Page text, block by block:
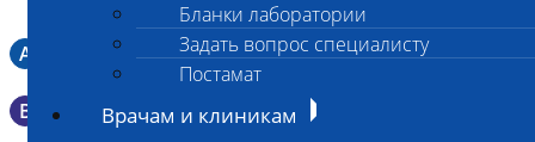
Бланки лаборатории
Задать вопрос специалисту
Постамат
Врачам и клиникам
A Мазок в пробирку со средой Кери-Блера
B Мазок в пробирку со средой Эймса (Стюарта)